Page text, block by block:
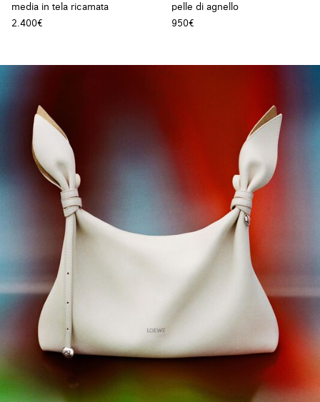
media in tela ricamata
2.400€
pelle di agnello
950€